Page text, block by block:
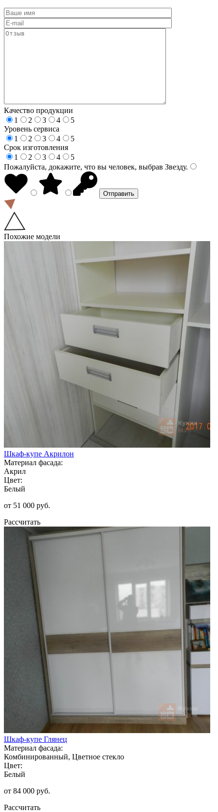
Качество продукции
1
2 3 4
5
Уровень сервиса
1
2 3 4
5
Срок изготовления
1
2 3 4
5
Пожалуйста, докажите, что вы человек, выбрав Звезду.
Похожие модели
Шкаф-купе Акрилон
Материал фасада:
Акрил
Цвет:
Белый
от 51 000 руб.
Рассчитать
Шкаф-купе Глянец
Материал фасада:
Комбинированный, Цветное стекло
Цвет:
Белый
от 84 000 руб.
Рассчитать